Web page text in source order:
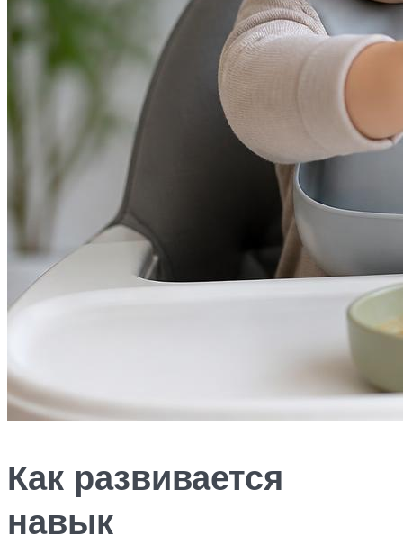
Как развивается
навык